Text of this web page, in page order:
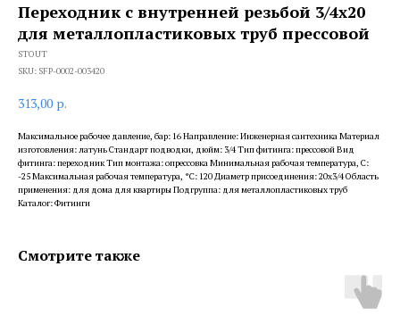
Переходник с внутренней резьбой 3/4х20
для металлопластиковых труб прессовой
STOUT
SKU: SFP-0002-003420
313,00 р.
Максимальное рабочее давление, бар: 16 Направление: Инженерная сантехника Материал
изготовления: латунь Стандарт подводки, дюйм: 3/4 Тип фитинга: прессовой Вид
фитинга: переходник Тип монтажа: опрессовка Минимальная рабочая температура, С:
-25 Максимальная рабочая температура, °С: 120 Диаметр присоединения: 20x3/4 Область
применения: для дома для квартиры Подгруппа: для металлопластиковых труб
Каталог: Фитинги
Смотрите также